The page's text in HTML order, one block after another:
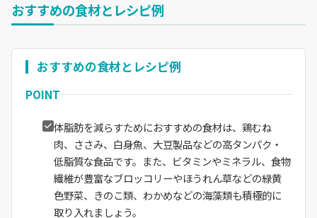
おすすめの食材とレシピ例
おすすめの食材とレシピ例
POINT
体脂肪を減らすためにおすすめの食材は、鶏むね
肉、ささみ、白身魚、大豆製品などの高タンパク・
低脂質な食品です。また、ビタミンやミネラル、食物
繊維が豊富なブロッコリーやほうれん草などの緑黄
色野菜、きのこ類、わかめなどの海藻類も積極的に
取り入れましょう。